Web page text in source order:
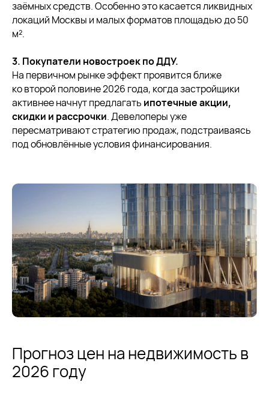
заёмных средств. Особенно это касается ликвидных
локаций Москвы и малых форматов площадью до 50
м².
3. Покупатели новостроек по ДДУ.
На первичном рынке эффект проявится ближе
ко второй половине 2026 года, когда застройщики
активнее начнут предлагать ипотечные акции,
скидки и рассрочки. Девелоперы уже
пересматривают стратегию продаж, подстраиваясь
под обновлённые условия финансирования.
Прогноз цен на недвижимость в
2026 году